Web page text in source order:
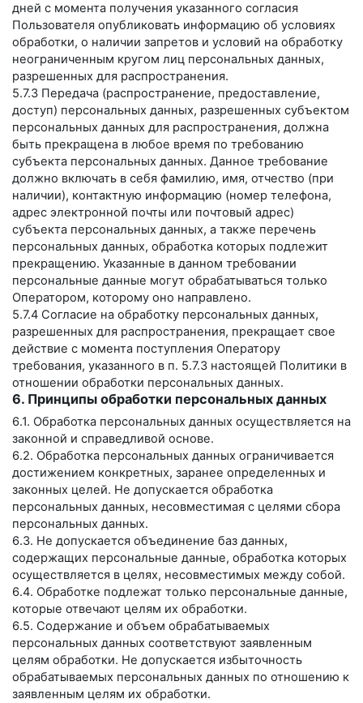
дней с момента получения указанного согласия
Пользователя опубликовать информацию об условиях
обработки, о наличии запретов и условий на обработку
неограниченным кругом лиц персональных данных,
разрешенных для распространения.
5.7.3 Передача (распространение, предоставление,
доступ) персональных данных, разрешенных субъектом
персональных данных для распространения, должна
быть прекращена в любое время по требованию
субъекта персональных данных. Данное требование
должно включать в себя фамилию, имя, отчество (при
наличии), контактную информацию (номер телефона,
адрес электронной почты или почтовый адрес)
субъекта персональных данных, а также перечень
персональных данных, обработка которых подлежит
прекращению. Указанные в данном требовании
персональные данные могут обрабатываться только
Оператором, которому оно направлено.
5.7.4 Согласие на обработку персональных данных,
разрешенных для распространения, прекращает свое
действие с момента поступления Оператору
требования, указанного в п. 5.7.3 настоящей Политики в
отношении обработки персональных данных.
6. Принципы обработки персональных данных
6.1. Обработка персональных данных осуществляется на
законной и справедливой основе.
6.2. Обработка персональных данных ограничивается
достижением конкретных, заранее определенных и
законных целей. Не допускается обработка
персональных данных, несовместимая с целями сбора
персональных данных.
6.3. Не допускается объединение баз данных,
содержащих персональные данные, обработка которых
осуществляется в целях, несовместимых между собой.
6.4. Обработке подлежат только персональные данные,
которые отвечают целям их обработки.
6.5. Содержание и объем обрабатываемых
персональных данных соответствуют заявленным
целям обработки. Не допускается избыточность
обрабатываемых персональных данных по отношению к
заявленным целям их обработки.